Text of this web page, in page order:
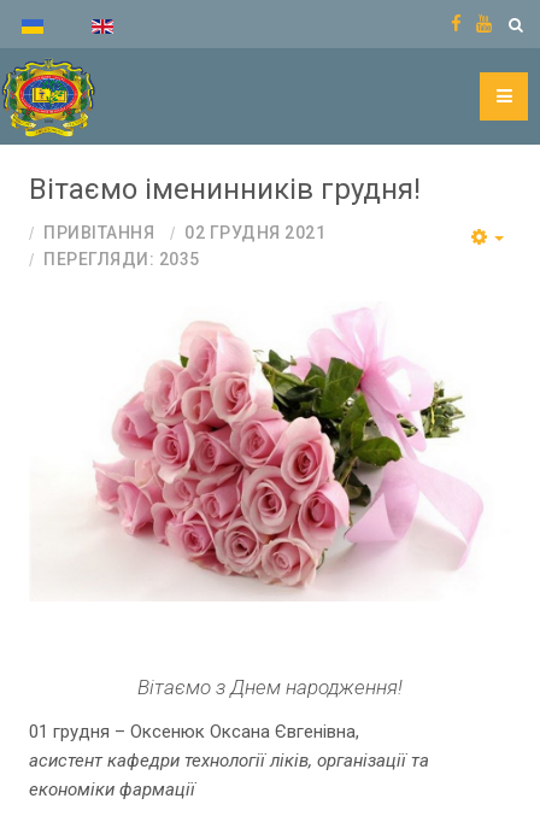
Вітаємо іменинників грудня!
ПРИВІТАННЯ
02 ГРУДНЯ 2021
ПЕРЕГЛЯДИ: 2035
Вітаємо з Днем народження!
01 грудня – Оксенюк Оксана Євгенівна,
асистент кафедри технології ліків, організації та
економіки фармації